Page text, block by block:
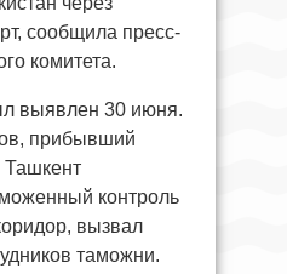
сообщила пресс-
комитета.
выявлен 30 июня.
прибывший
контроль
вызвал
таможни.